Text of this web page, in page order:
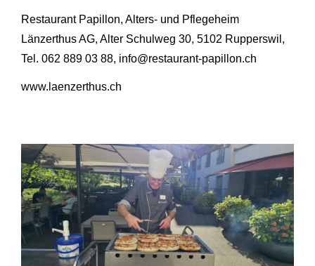
Restaurant Papillon, Alters- und Pflegeheim
Länzerthus AG, Alter Schulweg 30, 5102 Rupperswil,
Tel. 062 889 03 88, info@restaurant-papillon.ch
www.laenzerthus.ch